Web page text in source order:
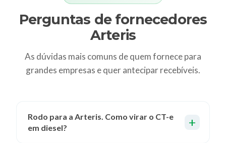
Perguntas de fornecedores
Arteris
As dúvidas mais comuns de quem fornece para
grandes empresas e quer antecipar recebíveis.
Rodo para a Arteris. Como virar o CT-e
em diesel?